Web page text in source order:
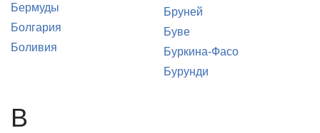
Бермуды
Болгария
Боливия
Бруней
Буве
Буркина-Фасо
Бурунди
В